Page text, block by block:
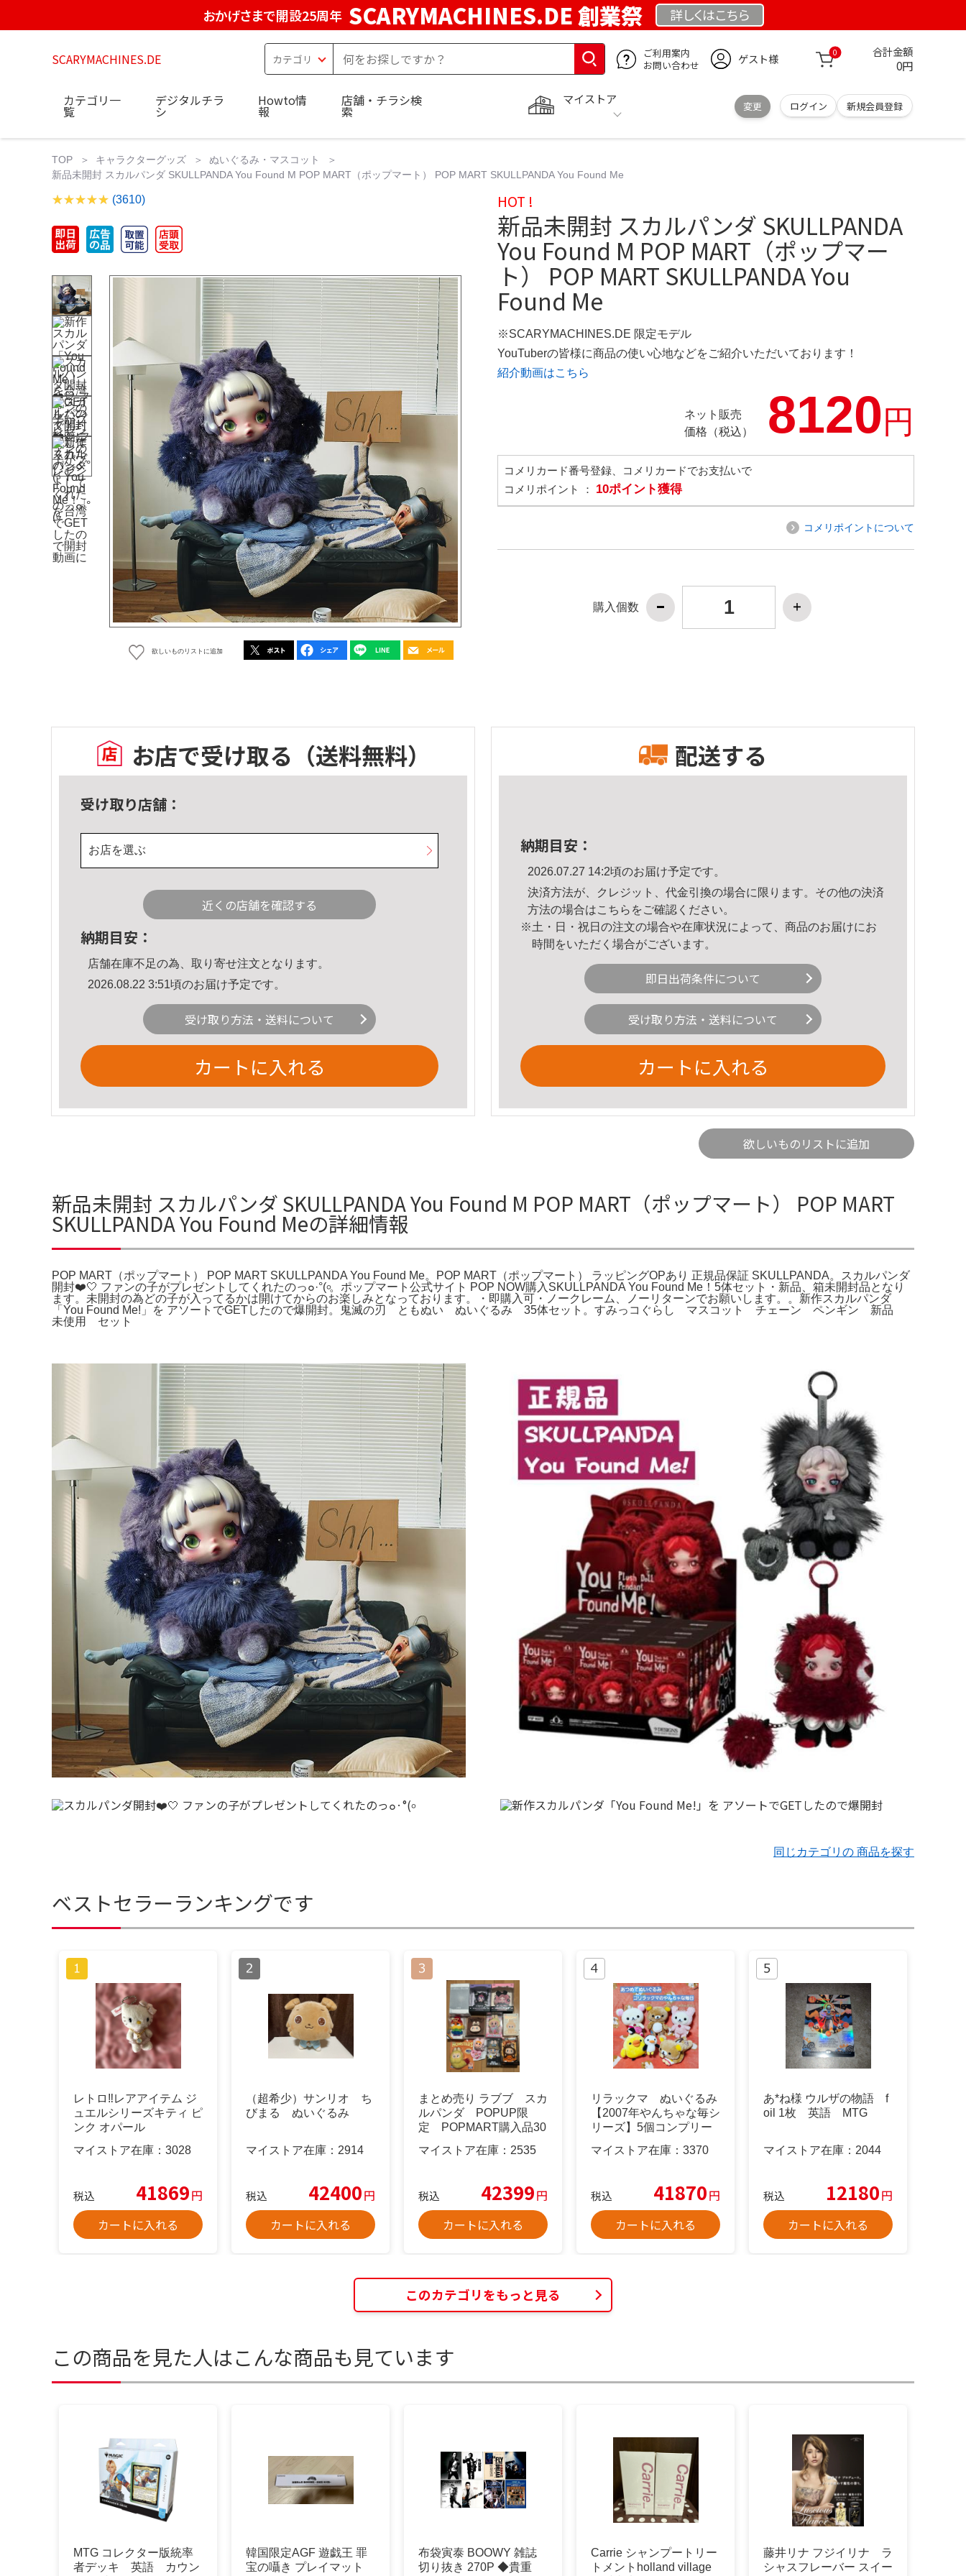
おかげさまで開設25周年 SCARYMACHINES.DE 創業祭 詳しくはこちら
SCARYMACHINES.DE
ご利用案内
お問い合わせ
ゲスト様 0 合計金額
0円
マイストア
変更 ログイン 新規会員登録
カテゴリ一
覧
デジタルチラ
シ
Howto情
報
店舗・チラシ検
索
TOP キャラクターグッズ
ぬいぐるみ・マスコット
新品未開封 スカルパンダ SKULLPANDA You Found M POP MART（ポップマート） POP MART SKULLPANDA You Found Me
(3610)
欲しいものリストに追加
HOT !
新品未開封 スカルパンダ SKULLPANDA
You Found M POP MART（ポップマー
ト） POP MART SKULLPANDA You
Found Me
※SCARYMACHINES.DE 限定モデル
YouTuberの皆様に商品の使い心地などをご紹介いただいております！
紹介動画はこちら
ネット販売
価格（税込）
8120円
コメリカード番号登録、コメリカードでお支払いで
コメリポイント ： 10ポイント獲得
コメリポイントについて
購入個数
お店で受け取る （送料無料）
受け取り店舗：
お店を選ぶ
近くの店舗を確認する
納期目安：
店舗在庫不足の為、取り寄せ注文となります。
2026.08.22 3:51頃のお届け予定です。
受け取り方法・送料について
カートに入れる
配送する
納期目安：
2026.07.27 14:2頃のお届け予定です。
決済方法が、クレジット、代金引換の場合に限ります。その他の決済
方法の場合はこちら をご確認ください。
※土・日・祝日の注文の場合や在庫状況によって、商品のお届けにお
時間をいただく場合がございます。
即日出荷条件について
受け取り方法・送料について
カートに入れる
欲しいものリストに追加
新品未開封 スカルパンダ SKULLPANDA You Found M POP MART（ポップマート） POP MART
SKULLPANDA You Found Meの詳細情報
POP MART（ポップマート） POP MART SKULLPANDA You Found Me。POP MART（ポップマート） ラッピングOPあり 正規品保証 SKULLPANDA。スカルパンダ
開封❤️🤍 ファンの子がプレゼントしてくれたのっ๐·°(৹。ポップマート公式サイト POP NOW購入SKULLPANDA You Found Me！5体セット・新品、箱未開封品となり
ます。未開封の為どの子が入ってるかは開けてからのお楽しみとなっております。・即購入可・ノークレーム、ノーリターンでお願いします。。新作スカルパンダ
「You Found Me!」を アソートでGETしたので爆開封。鬼滅の刃 ともぬい ぬいぐるみ 35体セット。すみっコぐらし マスコット チェーン ペンギン 新品
未使用 セット
同じカテゴリの 商品を探す
ベストセラーランキングです
レトロ‼️レアアイテム ジ
ュエルシリーズキティ ピ
ンク オパール
マイストア在庫： 3028
税込 41869円
カートに入れる
（超希少）サンリオ ち
びまる ぬいぐるみ
マイストア在庫： 2914
税込 42400円
カートに入れる
まとめ売り ラブブ スカ
ルパンダ POPUP限
定 POPMART購入品30
マイストア在庫： 2535
税込 42399円
カートに入れる
リラックマ ぬいぐるみ
【2007年やんちゃな毎シ
リーズ】5個コンプリー
マイストア在庫： 3370
税込 41870円
カートに入れる
あ*ね様 ウルザの物語 f
oil 1枚 英語 MTG
マイストア在庫： 2044
税込 12180円
カートに入れる
このカテゴリをもっと見る
この商品を見た人はこんな商品も見ています
MTG コレクター版統率
者デッキ 英語 カウン
韓国限定AGF 遊戯王 罪
宝の囁き プレイマット
布袋寅泰 BOOWY 雑誌
切り抜き 270P ◆貴重
Carrie シャンプートリー
トメントholland village
藤井リナ フジイリナ ラ
シャスフレーバー スイー